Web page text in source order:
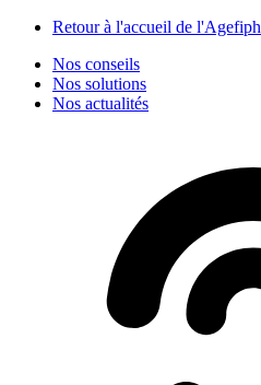
Retour à l'accueil de l'Agefiph
Nos conseils
Nos solutions
Nos actualités